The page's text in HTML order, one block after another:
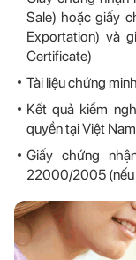
Sale) hoặc giấy
Exportation) và
Certificate)
Tài liệu chứng
Kết quả kiểm
quyền tại Việt Nam
Giấy chứng
22000/2005 (nếu